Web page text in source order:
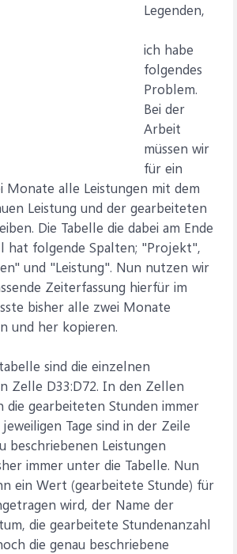
Legenden,
ich habe
folgendes
Problem.
Bei der
Arbeit
müssen wir
für ein
Monate alle Leistungen mit dem
Leistung und der gearbeiteten
Die Tabelle die dabei am Ende
hat folgende Spalten; "Projekt",
und "Leistung". Nun nutzen wir
Zeiterfassung hierfür im
bisher alle zwei Monate
und her kopieren.
sind die einzelnen
Zelle D33:D72. In den Zellen
die gearbeiteten Stunden immer
Tage sind in der Zeile
beschriebenen Leistungen
immer unter die Tabelle. Nun
ein Wert (gearbeitete Stunde) für
wird, der Name der
die gearbeitete Stundenanzahl
die genau beschriebene